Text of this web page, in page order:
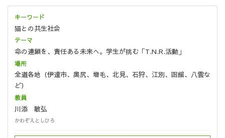
猫との共生社会
命の連鎖を、責任ある未来へ。学生が挑む「T.N.R.活動」
全道各地（伊達市、奥尻、増毛、北見、石狩、江別、函館、八雲な
ど）
川添 敏弘
かわぞえとしひろ